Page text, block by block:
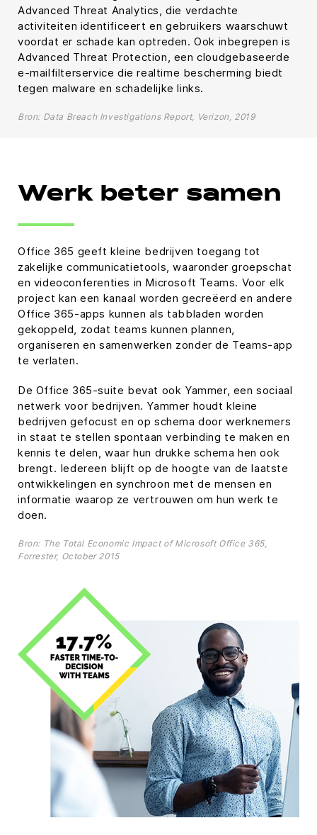
Advanced Threat Analytics, die verdachte
activiteiten identificeert en gebruikers waarschuwt
voordat er schade kan optreden. Ook inbegrepen is
Advanced Threat Protection, een cloudgebaseerde
e-mailfilterservice die realtime bescherming biedt
tegen malware en schadelijke links.
Bron: Data Breach Investigations Report, Verizon, 2019
Werk beter samen
Office 365 geeft kleine bedrijven toegang tot
zakelijke communicatietools, waaronder groepschat
en videoconferenties in Microsoft Teams. Voor elk
project kan een kanaal worden gecreëerd en andere
Office 365-apps kunnen als tabbladen worden
gekoppeld, zodat teams kunnen plannen,
organiseren en samenwerken zonder de Teams-app
te verlaten.
De Office 365-suite bevat ook Yammer, een sociaal
netwerk voor bedrijven. Yammer houdt kleine
bedrijven gefocust en op schema door werknemers
in staat te stellen spontaan verbinding te maken en
kennis te delen, waar hun drukke schema hen ook
brengt. Iedereen blijft op de hoogte van de laatste
ontwikkelingen en synchroon met de mensen en
informatie waarop ze vertrouwen om hun werk te
doen.
Bron: The Total Economic Impact of Microsoft Office 365,
Forrester, October 2015